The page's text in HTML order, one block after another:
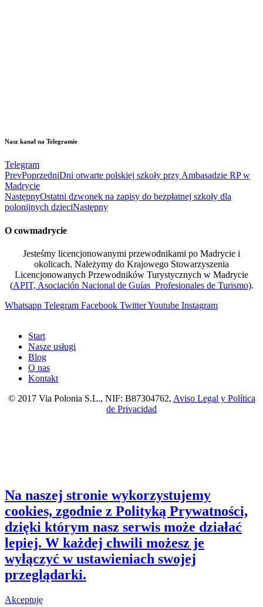
Nasz kanał na Telegramie
Telegram
PrevPoprzedniDni otwarte polskiej szkoły przy Ambasadzie RP w
Madrycie
NastępnyOstatni dzwonek na zapisy do bezpłatnej szkoły dla
polonijnych dzieciNastępny
O cowmadrycie
Jesteśmy licencjonowanymi przewodnikami po Madrycie i
okolicach. Należymy do Krajowego Stowarzyszenia
Licencjonowanych Przewodników Turystycznych w Madrycie
(APIT, Asociación Nacional de Guías Profesionales de Turismo).
Whatsapp Telegram Facebook TwitterYoutube Instagram
Start
Nasze usługi
Blog
O nas
Kontakt
© 2017 Via Polonia S.L., NIF: B87304762, Aviso Legal y Política
de Privacidad
Na naszej stronie wykorzystujemy
cookies, zgodnie z Polityką Prywatności,
dzięki którym nasz serwis może działać
lepiej. W każdej chwili możesz je
wyłączyć w ustawieniach swojej
przeglądarki.
Akceptuję